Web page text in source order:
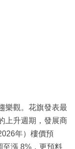
樂觀。花旗發表最
上升週期，發展商
年）樓價預
至漲 8%，更預料